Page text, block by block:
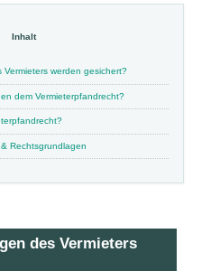
werden gesichert?
dem Vermieterpfandrecht?
Rechtsgrundlagen
des Vermieters